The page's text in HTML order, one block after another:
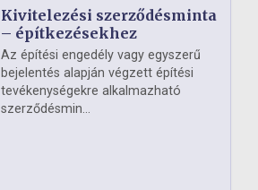
Kivitelezési szerződésminta
– építkezésekhez
Az építési engedély vagy egyszerű
bejelentés alapján végzett építési
tevékenységekre alkalmazható
szerződésmin...